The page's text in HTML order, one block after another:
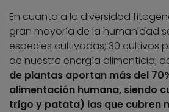
En cuanto a la diversidad
gran mayoría de la humanidad
especies cultivadas; 30 cultivos
de nuestra energía alimenticia;
de plantas aportan más del
alimentación humana, siendo
trigo y patata) las que cubren